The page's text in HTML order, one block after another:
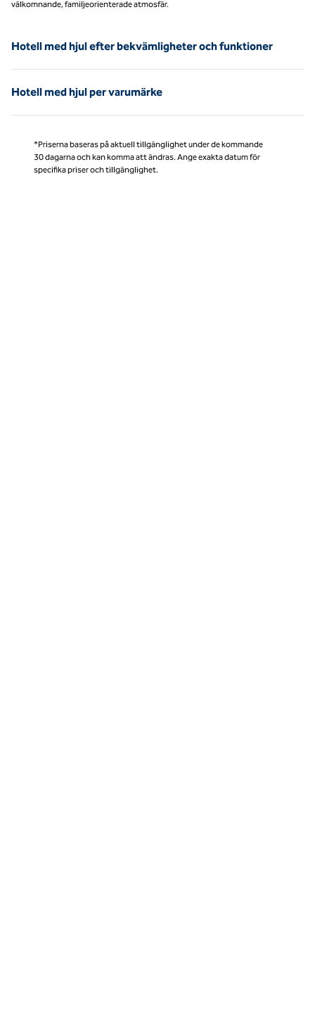
välkomnande, familjeorienterade atmosfär.
Hotell med hjul efter bekvämligheter och funktioner
Hotell med hjul per varumärke
*Priserna baseras på aktuell tillgänglighet under de kommande
30 dagarna och kan komma att ändras. Ange exakta datum för
specifika priser och tillgänglighet.